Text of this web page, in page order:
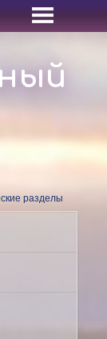
разделы